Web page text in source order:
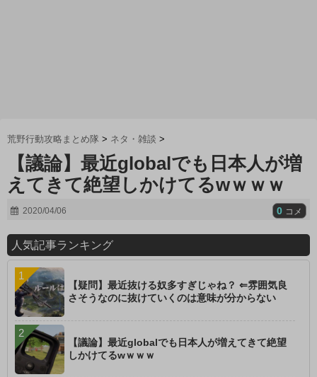
荒野行動攻略まとめ隊 > ネタ・雑談 >
【議論】最近globalでも日本人が増
えてきて絶望しかけてるwｗｗｗ
2020/04/06 0 コメ
人気記事ランキング
【疑問】最近抜ける奴多すぎじゃね？ ⇐雰囲気良
さそうなのに抜けていくのは意味が分からない
【議論】最近globalでも日本人が増えてきて絶望
しかけてるwｗｗｗ